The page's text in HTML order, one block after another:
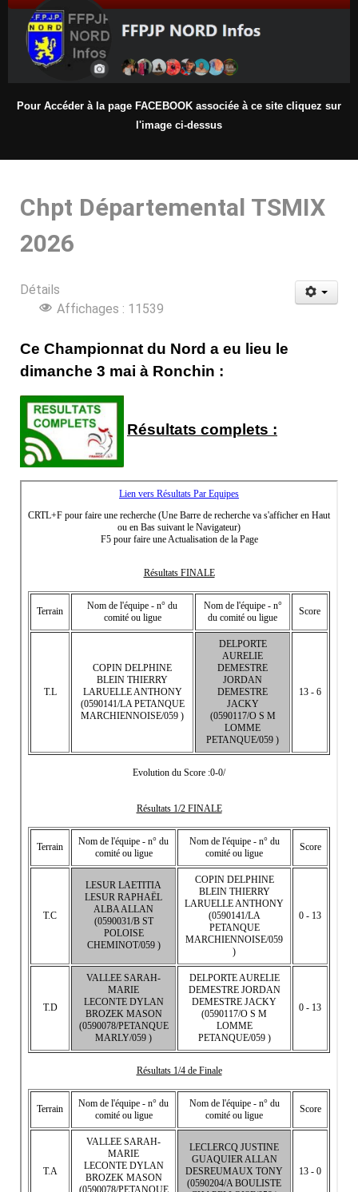
Pour Accéder à la page FACEBOOK associée à ce site cliquez sur
l'image ci-dessus
Chpt Départemental TSMIX
2026
Détails
Affichages : 11539
Ce Championnat du Nord a eu lieu le
dimanche 3 mai à Ronchin :
Résultats complets :